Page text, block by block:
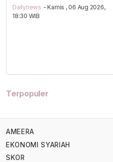
Dailynews - Kamis , 06 Aug 2026,
18:30 WIB
Terpopuler
AMEERA
EKONOMI SYARIAH
SKOR